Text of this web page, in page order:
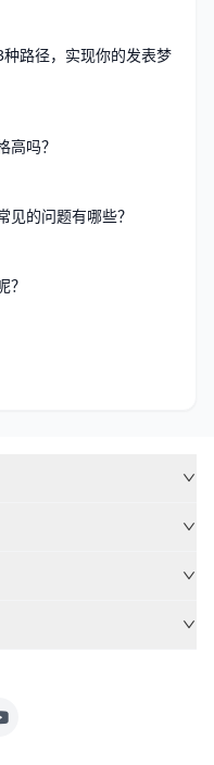
路径，实现你的发表梦
高吗？
见的问题有哪些？
？